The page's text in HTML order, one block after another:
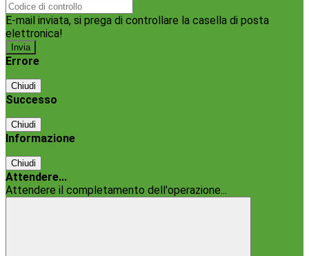
E-mail inviata, si prega di controllare la casella di posta
elettronica!
Errore
Chiudi
Successo
Chiudi
Informazione
Chiudi
Attendere...
Attendere il completamento dell'operazione...